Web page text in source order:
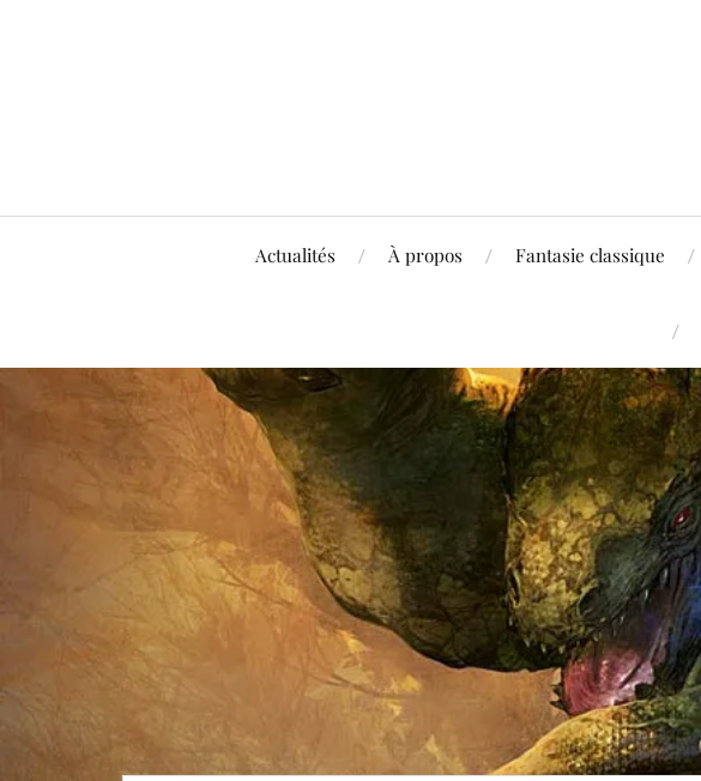
Actualités À propos Fantasie classique